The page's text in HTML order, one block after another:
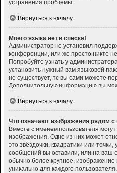
устранения проблемы.
Вернуться к началу
Моего языка нет в списке!
Администратор не установил
конференции, или же просто никто
Попробуйте узнать у
установить нужный вам языковой
не существует, то вы сами можете
Дополнительную информацию вы
Вернуться к началу
Что означают изображения рядом
Вместе с именем пользователя могут
изображения. Одно из них может
это звёздочки, квадратики или
сообщений вы оставили, или на ваш
обычно более крупное, изображение
уникально для каждого пользователя.